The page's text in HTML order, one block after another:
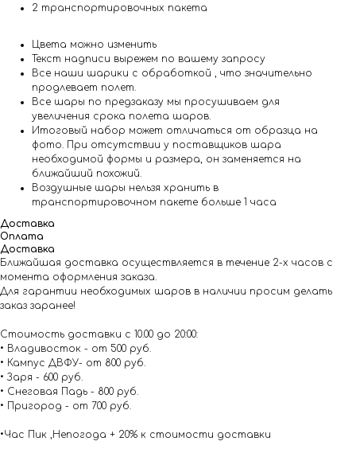
2 транспортировочных пакета
Цвета можно изменить
Текст надписи вырежем по вашему запросу
Все наши шарики с обработкой , что значительно
продлевает полет.
Все шары по предзаказу мы просушиваем для
увеличения срока полета шаров.
Итоговый набор может отличаться от образца на
фото. При отсутствии у поставщиков шара
необходимой формы и размера, он заменяется на
ближайший похожий.
Воздушные шары нельзя хранить в
транспортировочном пакете больше 1 часа
Доставка
Оплата
Доставка
Ближайшая доставка осуществляется в течение 2-х часов с
момента оформления заказа.
Для гарантии необходимых шаров в наличии просим делать
заказ заранее!
Стоимость доставки с 10.00 до 20:00:
• Владивосток - от 500 руб.
• Кампус ДВФУ- от 800 руб.
• Заря - 600 руб.
• Снеговая Падь - 800 руб.
• Пригород - от 700 руб.
•Час Пик ,Непогода + 20% к стоимости доставки